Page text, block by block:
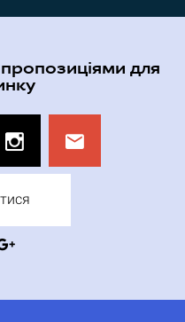
для